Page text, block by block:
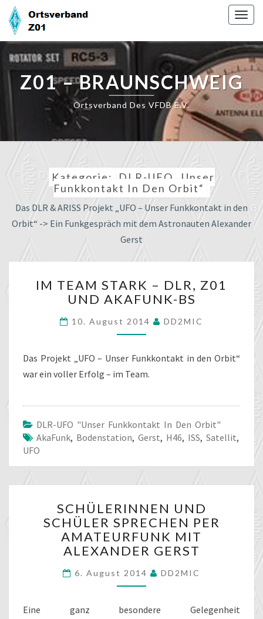
Skip
content
Z01 – BRAUNSCHWEIG
Ortsverband Des VFDB E.V.
Kategorie:
DLR-UFO „unser
Funkkontakt In Den Orbit“
Das DLR & ARISS Projekt „UFO – Unser Funkkontakt in den
Orbit“ -> Ein Funkgespräch mit dem Astronauten Alexander
Gerst
TEAM
STARK
DLR,
Z01
AKAFUNK-
BS
IM TEAM STARK – DLR, Z01
UND AKAFUNK-BS
10. August 2014 DD2MIC
Das Projekt „UFO – Unser Funkkontakt in den Orbit“
war ein voller Erfolg – im Team.
DLR-UFO "unser Funkkontakt In Den Orbit"
AkaFunk, Bodenstation, Gerst, H46, ISS, Satellit,
UFO
UND
SCHÜLER
SPRECHEN
PER
MIT
ALEXANDER
SCHÜLERINNEN UND
SCHÜLER SPRECHEN PER
AMATEURFUNK MIT
ALEXANDER GERST
6. August 2014 DD2MIC
Eine ganz besondere Gelegenheit